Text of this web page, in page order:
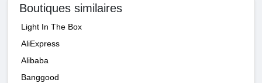
Boutiques similaires
Light In The Box
AliExpress
Alibaba
Banggood